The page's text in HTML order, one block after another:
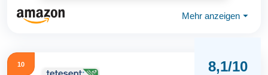
Mehr anzeigen ⏷
10 8,1/10